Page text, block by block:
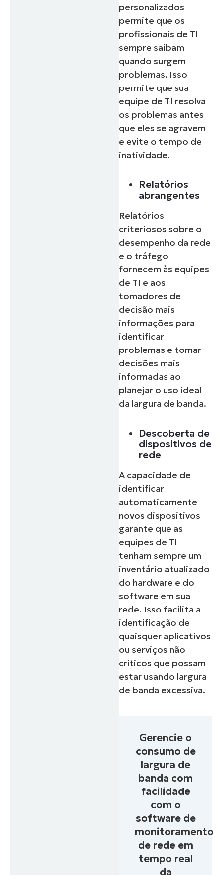
personalizados
permite que os
profissionais de TI
sempre saibam
quando surgem
problemas. Isso
permite que sua
equipe de TI resolva
os problemas antes
que eles se agravem
e evite o tempo de
inatividade.
Relatórios
abrangentes
Relatórios
criteriosos sobre o
desempenho da rede
e o tráfego
fornecem às equipes
de TI e aos
tomadores de
decisão mais
informações para
identificar
problemas e tomar
decisões mais
informadas ao
planejar o uso ideal
da largura de banda.
Descoberta de
dispositivos de
rede
A capacidade de
identificar
automaticamente
novos dispositivos
garante que as
equipes de TI
tenham sempre um
inventário atualizado
do hardware e do
software em sua
rede. Isso facilita a
identificação de
quaisquer aplicativos
ou serviços não
críticos que possam
estar usando largura
de banda excessiva.
Gerencie o
consumo de
largura de
banda com
facilidade
com o
software de
monitoramento
de rede em
tempo real
da